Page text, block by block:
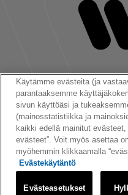
Käyttöehdot
Käytämme evästeita (ja
parantaaksemme
sivun käyttöäsi ja
(mainosstatistiikka ja
kaikki edellä mainitut
evästeet”. Voit myös asettaa
myöhemmin klikkaamalla
Evästekäytäntö
Evästeasetukset